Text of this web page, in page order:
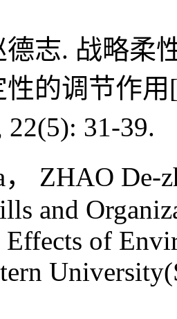
德志. 战略
的调节作
22(5): 31-39.
ZHAO De-
and
of